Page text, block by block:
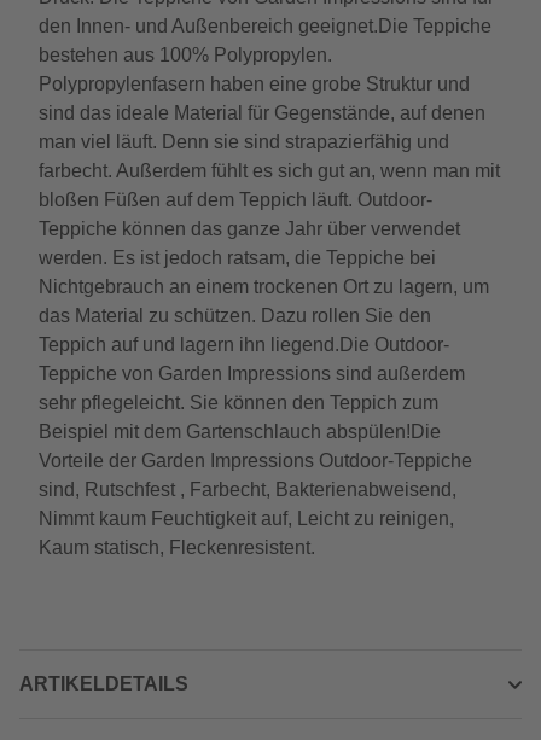
den Innen- und Außenbereich geeignet.Die Teppiche
bestehen aus 100% Polypropylen.
Polypropylenfasern haben eine grobe Struktur und
sind das ideale Material für Gegenstände, auf denen
man viel läuft. Denn sie sind strapazierfähig und
farbecht. Außerdem fühlt es sich gut an, wenn man mit
bloßen Füßen auf dem Teppich läuft. Outdoor-
Teppiche können das ganze Jahr über verwendet
werden. Es ist jedoch ratsam, die Teppiche bei
Nichtgebrauch an einem trockenen Ort zu lagern, um
das Material zu schützen. Dazu rollen Sie den
Teppich auf und lagern ihn liegend.Die Outdoor-
Teppiche von Garden Impressions sind außerdem
sehr pflegeleicht. Sie können den Teppich zum
Beispiel mit dem Gartenschlauch abspülen!Die
Vorteile der Garden Impressions Outdoor-Teppiche
sind, Rutschfest , Farbecht, Bakterienabweisend,
Nimmt kaum Feuchtigkeit auf, Leicht zu reinigen,
Kaum statisch, Fleckenresistent.
ARTIKELDETAILS